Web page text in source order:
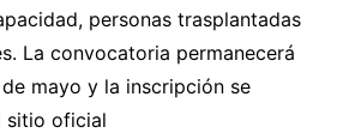
personas trasplantadas
La convocatoria permanecerá
mayo y la inscripción se
sitio oficial